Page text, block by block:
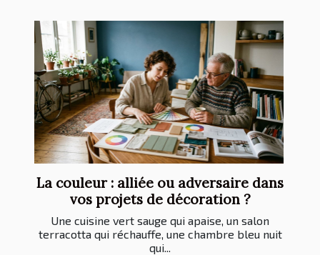
La couleur : alliée ou adversaire dans
vos projets de décoration ?
Une cuisine vert sauge qui apaise, un salon
terracotta qui réchauffe, une chambre bleu nuit
qui...